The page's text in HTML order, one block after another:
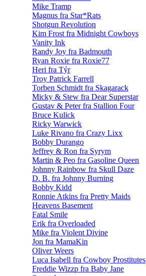
Mike Tramp
Magnus fra Star*Rats
Shotgun Revolution
Kim Frost fra Midnight Cowboys
Vanity Ink
Randy Joy fra Badmouth
Ryan Roxie fra Roxie77
Heri fra Týr
Troy Patrick Farrell
Torben Schmidt fra Skagarack
Micky & Stew fra Dear Superstar
Gustav & Peter fra Stallion Four
Bruce Kulick
Ricky Warwick
Luke Rivano fra Crazy Lixx
Bobby Durango
Jeffrey & Ron fra Syrym
Martin & Peo fra Gasoline Queen
Johnny Rainbow fra Skull Daze
D. B. fra Johnny Burning
Bobby Kidd
Ronnie Atkins fra Pretty Maids
Heavens Basement
Fatal Smile
Erik fra Overloaded
Mike fra Violent Divine
Jon fra MamaKin
Oliver Weers
Luca Isabell fra Cowboy Prostitutes
Freddie Wizzp fra Baby Jane